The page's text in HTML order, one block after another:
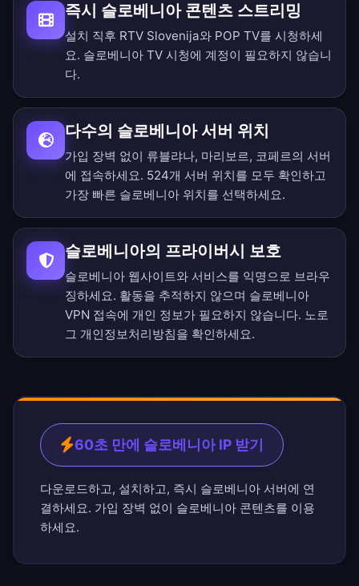
즉시 슬로베니아 콘텐츠 스트리밍
설치 직후 RTV Slovenija와 POP TV를 시청하세
요. 슬로베니아 TV 시청에 계정이 필요하지 않습니
다.
다수의 슬로베니아 서버 위치
가입 장벽 없이 류블랴나, 마리보르, 코페르의 서버
에 접속하세요. 524개 서버 위치를 모두 확인하고
가장 빠른 슬로베니아 위치를 선택하세요.
슬로베니아의 프라이버시 보호
슬로베니아 웹사이트와 서비스를 익명으로 브라우
징하세요. 활동을 추적하지 않으며 슬로베니아
VPN 접속에 개인 정보가 필요하지 않습니다. 노로
그 개인정보처리방침을 확인하세요.
60초 만에 슬로베니아 IP 받기
다운로드하고, 설치하고, 즉시 슬로베니아 서버에 연
결하세요. 가입 장벽 없이 슬로베니아 콘텐츠를 이용
하세요.